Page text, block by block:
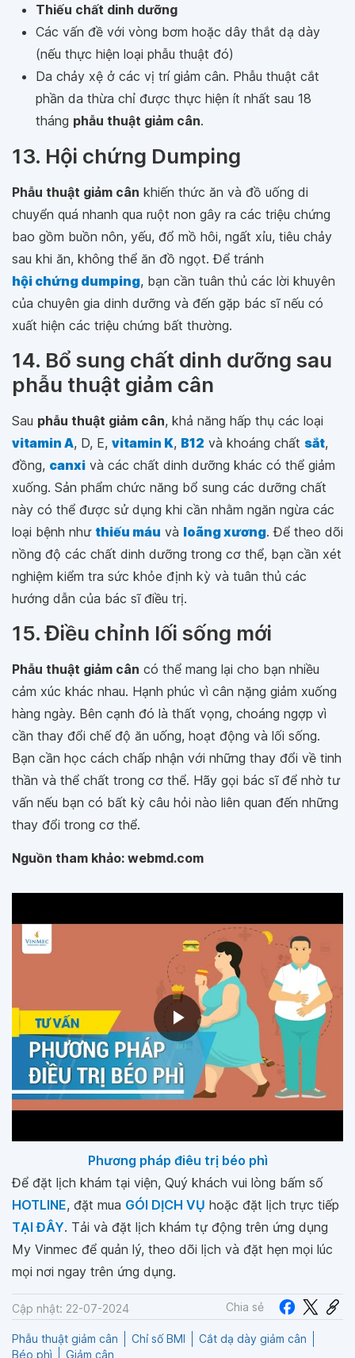
Thiếu chất dinh dưỡng
Các vấn đề với vòng bơm hoặc dây thắt dạ dày
(nếu thực hiện loại phẫu thuật đó)
Da chảy xệ ở các vị trí giảm cân. Phẫu thuật cắt
phần da thừa chỉ được thực hiện ít nhất sau 18
tháng phẫu thuật giảm cân.
13. Hội chứng Dumping
Phẫu thuật giảm cân khiến thức ăn và đồ uống di
chuyển quá nhanh qua ruột non gây ra các triệu chứng
bao gồm buồn nôn, yếu, đổ mồ hôi, ngất xỉu, tiêu chảy
sau khi ăn, không thể ăn đồ ngọt. Để tránh
hội chứng dumping, bạn cần tuân thủ các lời khuyên
của chuyên gia dinh dưỡng và đến gặp bác sĩ nếu có
xuất hiện các triệu chứng bất thường.
14. Bổ sung chất dinh dưỡng sau
phẫu thuật giảm cân
Sau phẫu thuật giảm cân, khả năng hấp thụ các loại
vitamin A, D, E, vitamin K, B12 và khoáng chất sắt,
đồng, canxi và các chất dinh dưỡng khác có thể giảm
xuống. Sản phẩm chức năng bổ sung các dưỡng chất
này có thể được sử dụng khi cần nhằm ngăn ngừa các
loại bệnh như thiếu máu và loãng xương. Để theo dõi
nồng độ các chất dinh dưỡng trong cơ thể, bạn cần xét
nghiệm kiểm tra sức khỏe định kỳ và tuân thủ các
hướng dẫn của bác sĩ điều trị.
15. Điều chỉnh lối sống mới
Phẫu thuật giảm cân có thể mang lại cho bạn nhiều
cảm xúc khác nhau. Hạnh phúc vì cân nặng giảm xuống
hàng ngày. Bên cạnh đó là thất vọng, choáng ngợp vì
cần thay đổi chế độ ăn uống, hoạt động và lối sống.
Bạn cần học cách chấp nhận với những thay đổi về tinh
thần và thể chất trong cơ thể. Hãy gọi bác sĩ để nhờ tư
vấn nếu bạn có bất kỳ câu hỏi nào liên quan đến những
thay đổi trong cơ thể.
Nguồn tham khảo: webmd.com
Phương pháp điêu trị béo phì
Để đặt lịch khám tại viện, Quý khách vui lòng bấm số
HOTLINE, đặt mua GÓI DỊCH VỤ hoặc đặt lịch trực tiếp
TẠI ĐÂY. Tải và đặt lịch khám tự động trên ứng dụng
My Vinmec để quản lý, theo dõi lịch và đặt hẹn mọi lúc
mọi nơi ngay trên ứng dụng.
Cập nhật: 22-07-2024 Chia sẻ
Phẫu thuật giảm cân Chỉ số BMI
Cắt dạ dày giảm cân
Béo phì
Giảm cân